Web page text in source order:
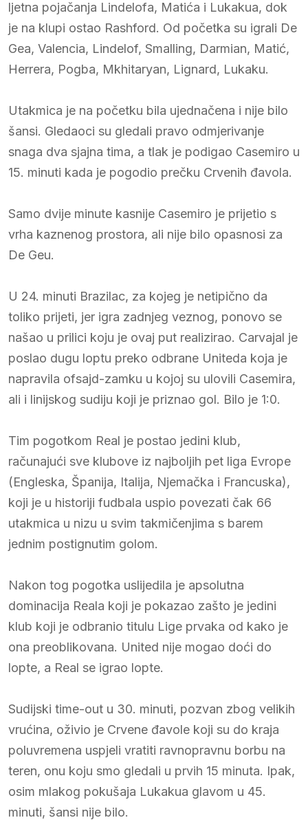
ljetna pojačanja Lindelofa, Matića i Lukakua, dok
je na klupi ostao Rashford. Od početka su igrali De
Gea, Valencia, Lindelof, Smalling, Darmian, Matić,
Herrera, Pogba, Mkhitaryan, Lignard, Lukaku.
Utakmica je na početku bila ujednačena i nije bilo
šansi. Gledaoci su gledali pravo odmjerivanje
snaga dva sjajna tima, a tlak je podigao Casemiro u
15. minuti kada je pogodio prečku Crvenih đavola.
Samo dvije minute kasnije Casemiro je prijetio s
vrha kaznenog prostora, ali nije bilo opasnosi za
De Geu.
U 24. minuti Brazilac, za kojeg je netipično da
toliko prijeti, jer igra zadnjeg veznog, ponovo se
našao u prilici koju je ovaj put realizirao. Carvajal je
poslao dugu loptu preko odbrane Uniteda koja je
napravila ofsajd-zamku u kojoj su ulovili Casemira,
ali i linijskog sudiju koji je priznao gol. Bilo je 1:0.
Tim pogotkom Real je postao jedini klub,
računajući sve klubove iz najboljih pet liga Evrope
(Engleska, Španija, Italija, Njemačka i Francuska),
koji je u historiji fudbala uspio povezati čak 66
utakmica u nizu u svim takmičenjima s barem
jednim postignutim golom.
Nakon tog pogotka uslijedila je apsolutna
dominacija Reala koji je pokazao zašto je jedini
klub koji je odbranio titulu Lige prvaka od kako je
ona preoblikovana. United nije mogao doći do
lopte, a Real se igrao lopte.
Sudijski time-out u 30. minuti, pozvan zbog velikih
vrućina, oživio je Crvene đavole koji su do kraja
poluvremena uspjeli vratiti ravnopravnu borbu na
teren, onu koju smo gledali u prvih 15 minuta. Ipak,
osim mlakog pokušaja Lukakua glavom u 45.
minuti, šansi nije bilo.